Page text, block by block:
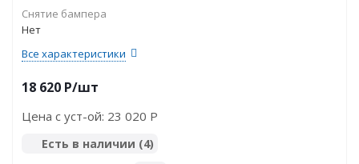
Снятие бампера
Нет
Все характеристики
18 620 P/шт
Цена с уст-ой: 23 020 P
Есть в наличии (4)